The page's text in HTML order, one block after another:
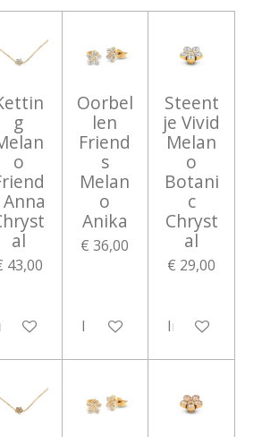
g
o
Anna
al
43,00
winkelwagen
Oorbel
len
Friend
s
Melan
o
Anika
€ 36,00
In winkelwagen
Steent
je Vivid
Melan
o
Botani
c
Chryst
al
€ 29,00
In